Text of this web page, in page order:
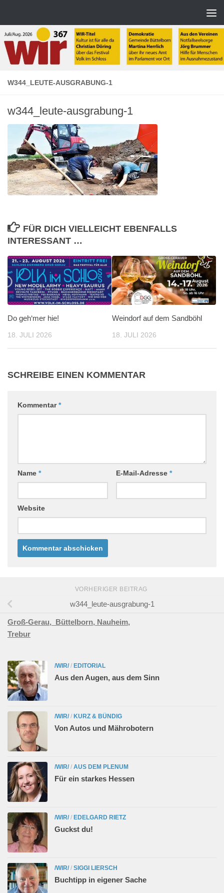
W344_LEUTE-AUSGRABUNG-1
w344_leute-ausgrabung-1
FÜR DICH VIELLEICHT EBENFALLS
INTERESSANT …
Do geh‘mer hie!
18. JULI 2026
Weindorf auf dem Sandböhl
18. JULI 2026
SCHREIBE EINEN KOMMENTAR
Kommentar*
Name * E-Mail-Adresse *
Website
VORHERIGER BEITRAG
w344_leute-ausgrabung-1
Groß-Gerau, Büttelborn, Nauheim,
Trebur
/WIR/ / EDITORIAL
Aus den Augen, aus dem Sinn
/WIR/ / KURZ & BÜNDIG
Von Autos und Mährobotern
/WIR/ / AUS DEM PLENUM
Für ein starkes Hessen
/WIR/ / EDELGARD RIETZ
Guckst du!
/WIR/ / SIGGI LIERSCH
Buchtipp in eigener Sache